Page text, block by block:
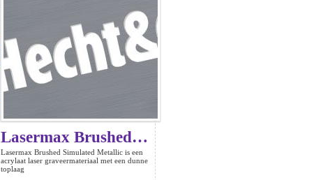
Lasermax Brushed Simulated Metallic
Lasermax Brushed Simulated Metallic is een
acrylaat laser graveermateriaal met een dunne
toplaag